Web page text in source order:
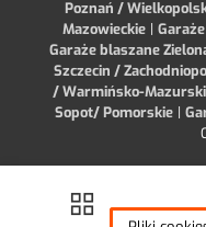
Poznań /
Mazowieckie|
Garaże blaszane
Szczecin /
/ Warmińsko-
Sopot/ Pomorskie |